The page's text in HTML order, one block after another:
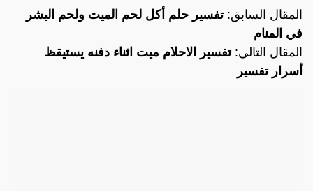
المقال السابق:تفسير حلم أكل لحم الميت ولحم البشر
في المنام
المقال التالي:تفسير الاحلام ميت اثناء دفنه يستيقظ
أسرار تفسير